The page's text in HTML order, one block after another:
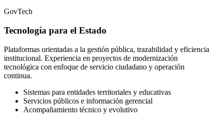
GovTech
Tecnología para el Estado
Plataformas orientadas a la gestión pública, trazabilidad y eficiencia
institucional. Experiencia en proyectos de modernización
tecnológica con enfoque de servicio ciudadano y operación
continua.
Sistemas para entidades territoriales y educativas
Servicios públicos e información gerencial
Acompañamiento técnico y evolutivo